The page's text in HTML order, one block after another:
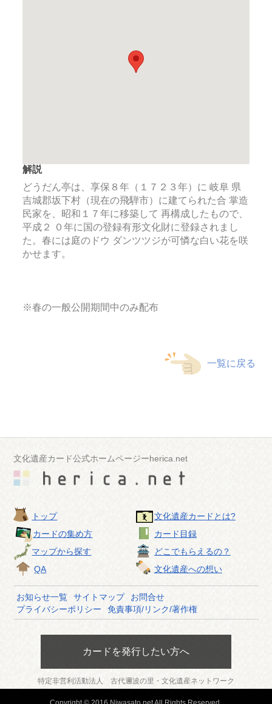
解説
どうだん亭は、享保８年（１７２３年）に 岐阜 県
吉城郡坂下村（現在の飛騨市）に建てられた合 掌造
民家を、昭和１７年に移築して 再構成したもので、
平成２ ０年に国の登録有形文化財に登録されまし
た。春には庭のドウ ダンツツジが可憐な白い花を咲
かせます。
※春の一般公開期間中のみ配布
一覧に戻る
文化遺産カード公式ホームページーherica.net
トップ
文化遺産カードとは?
カードの集め方
カード目録
マップから探す
どこでもらえるの？
QA
文化遺産への想い
お知らせ一覧 サイトマップ
お問合せ
プライバシーポリシー
免責事項/リンク/著作権
カードを発行したい方へ
特定非営利活動法人 古代邇波の里・文化遺産ネットワーク